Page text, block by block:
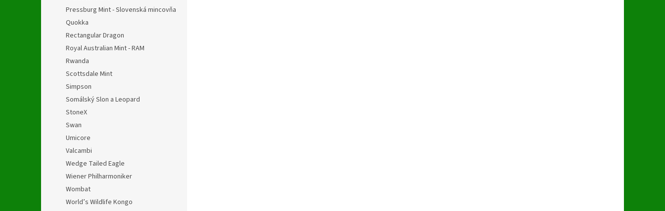
Pressburg Mint - Slovenská mincovňa
Quokka
Rectangular Dragon
Royal Australian Mint - RAM
Rwanda
Scottsdale Mint
Simpson
Somálský Slon a Leopard
StoneX
Swan
Umicore
Valcambi
Wedge Tailed Eagle
Wiener Philharmoniker
Wombat
World’s Wildlife Kongo